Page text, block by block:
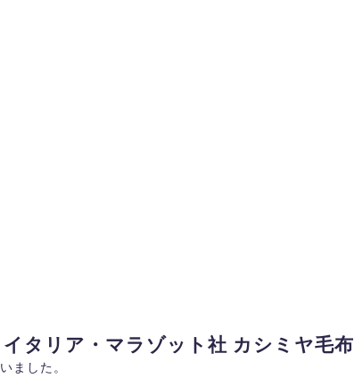
タリア・マラゾット社 カシミヤ毛布
ました。